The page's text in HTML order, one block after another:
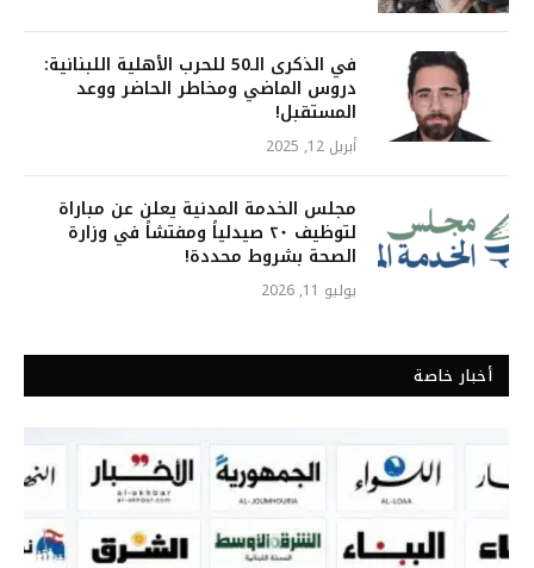
في الذكرى الـ50 للحرب الأهلية اللبنانية:
دروس الماضي ومخاطر الحاضر ووعد
المستقبل!
أبريل 12, 2025
مجلس الخدمة المدنية يعلن عن مباراة
لتوظيف ٢٠ صيدلياً ومفتشاً في وزارة
الصحة بشروط محددة!
يوليو 11, 2026
أخبار خاصة